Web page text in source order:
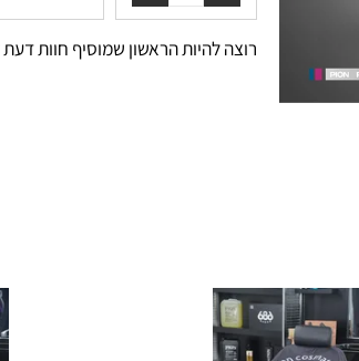
הוספה לסל / Add to cart